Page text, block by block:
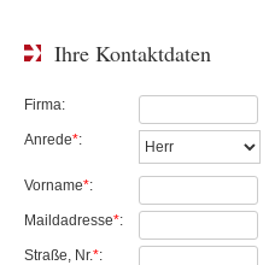
Ihre Kontaktdaten
Firma:
Anrede*:
Vorname*:
Maildadresse*:
Straße, Nr.*: